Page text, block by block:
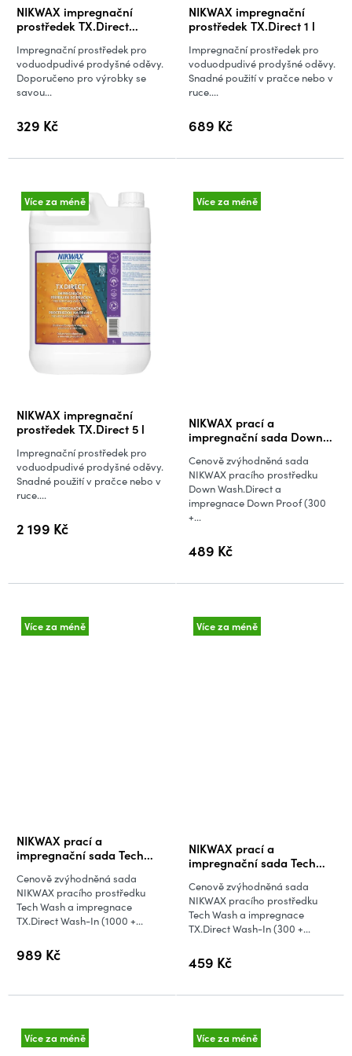
ůNIKWAX impregnační
prostředek TX.Direct
hodnocení
produktu
je
5,0
5
329 Kč
Impregnační prostředek pro
voduodpudivé prodyšné oděvy.
Doporučeno pro výrobky se
savou...
NIKWAX impregnační
prostředek TX.Direct 1 l
hodnocení
produktu
je
5,0
5
689 Kč
Impregnační prostředek pro
voduodpudivé prodyšné oděvy.
Snadné použití v pračce nebo v
ruce....
Více za méně
NIKWAX impregnační
prostředek TX.Direct 5 l
Průměrné
hodnocení
produktu
je
5,0
5
2 199 Kč
Impregnační prostředek pro
voduodpudivé prodyšné oděvy.
Snadné použití v pračce nebo v
ruce....
Více za méně
NIKWAX prací a
impregnační sada Down
(300 + 300 ml)
489 Kč
Cenově zvýhodněná sada
NIKWAX pracího prostředku
Down Wash.Direct a
impregnace Down Proof (300
+...
Více za méně
NIKWAX prací a
impregnační sada Tech
Wash a TX.Direct (1 + 1 l)
hodnocení
produktu
je
5,0
5
989 Kč
Cenově zvýhodněná sada
NIKWAX pracího prostředku
Tech Wash a impregnace
TX.Direct Wash-In (1000 +...
Více za méně
NIKWAX prací a
impregnační sada Tech
Wash a TX.Direct (300 +
300 ml)
459 Kč
Cenově zvýhodněná sada
NIKWAX pracího prostředku
Tech Wash a impregnace
TX.Direct Wash-In (300 +...
Více za méně Více za méně